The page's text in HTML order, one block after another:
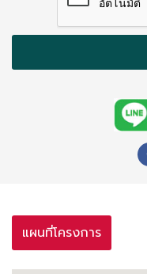
แผนที่โครงการ